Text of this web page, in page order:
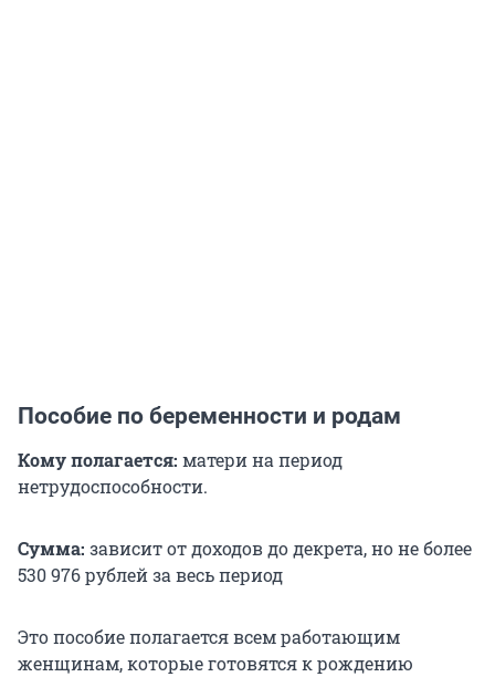
Пособие по беременности и родам
Кому полагается: матери на период
нетрудоспособности.
Сумма: зависит от доходов до декрета, но не более
530 976 рублей за весь период
Это пособие полагается всем работающим
женщинам, которые готовятся к рождению